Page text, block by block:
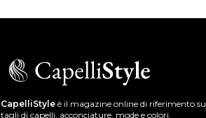
CapelliStyle è il magazine online di riferimento su
tagli di capelli, acconciature, mode e colori.